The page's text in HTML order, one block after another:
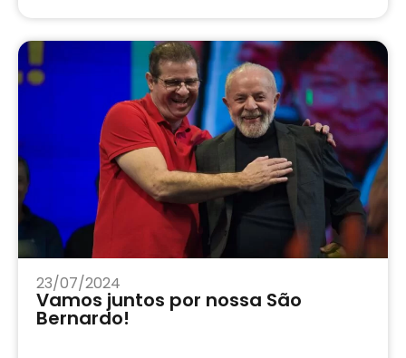
23/07/2024
Vamos juntos por nossa São
Bernardo!